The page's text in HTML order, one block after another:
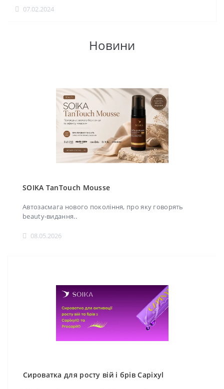
07.02.2024
Новини
SOIKA TanTouch Mousse
Автозасмага нового покоління, про яку говорять
beauty-видання..
08.05.2026
Сироватка для росту вій і брів Capixyl